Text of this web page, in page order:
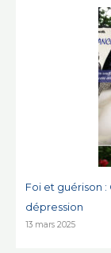
Foi et guérison
dépression
13 mars 2025